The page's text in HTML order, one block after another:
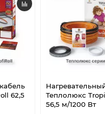
62,5
Теплолюкс
56,5 м/1200 Вт